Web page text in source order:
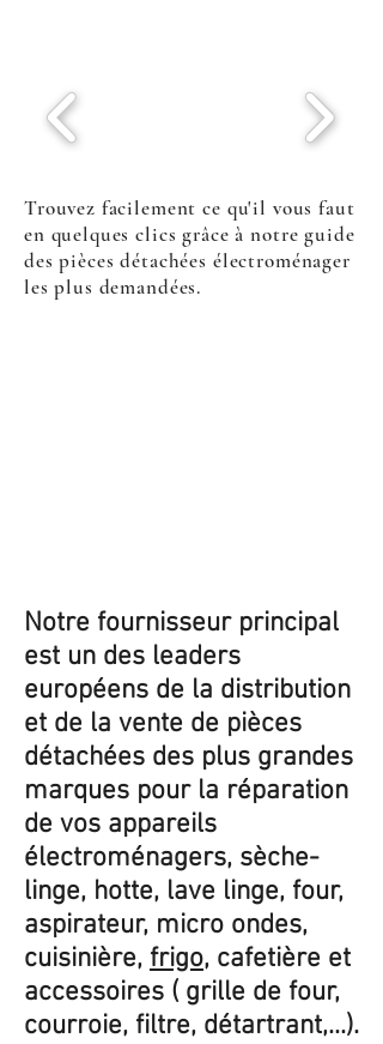
Trouvez facilement ce qu'il vous faut
en quelques clics grâce à notre guide
des pièces détachées électroménager
les plus demandées.
Notre fournisseur principal
est un des leaders
européens de la distribution
et de la vente de pièces
détachées des plus grandes
marques pour la réparation
de vos appareils
électroménagers, sèche-
linge, hotte, lave linge, four,
aspirateur, micro ondes,
cuisinière, frigo, cafetière et
accessoires ( grille de four,
courroie, filtre, détartrant,...).